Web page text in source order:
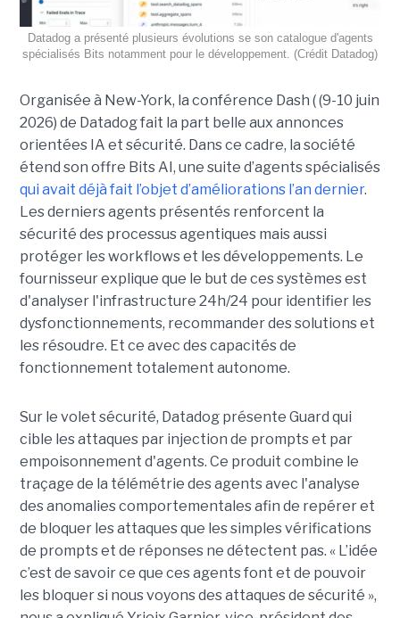
Datadog a présenté plusieurs évolutions se son catalogue d'agents
spécialisés Bits notamment pour le développement. (Crédit Datadog)
Organisée à New-York, la conférence Dash ( (9-10 juin
2026) de Datadog fait la part belle aux annonces
orientées IA et sécurité. Dans ce cadre, la société
étend son offre Bits AI, une suite d’agents spécialisés
qui avait déjà fait l’objet d’améliorations l’an dernier.
Les derniers agents présentés renforcent la
sécurité des processus agentiques mais aussi
protéger les workflows et les développements. Le
fournisseur explique que le but de ces systèmes est
d'analyser l'infrastructure 24h/24 pour identifier les
dysfonctionnements, recommander des solutions et
les résoudre. Et ce avec des capacités de
fonctionnement totalement autonome.
Sur le volet sécurité, Datadog présente Guard qui
cible les attaques par injection de prompts et par
empoisonnement d'agents. Ce produit combine le
traçage de la télémétrie des agents avec l'analyse
des anomalies comportementales afin de repérer et
de bloquer les attaques que les simples vérifications
de prompts et de réponses ne détectent pas. « L’idée
c’est de savoir ce que ces agents font et de pouvoir
les bloquer si nous voyons des attaques de sécurité »,